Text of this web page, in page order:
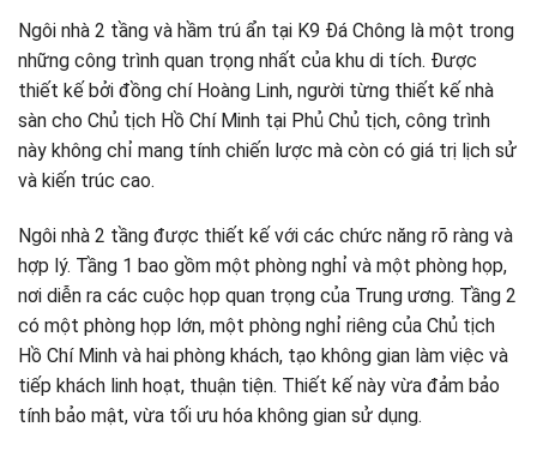
Ngôi nhà 2 tầng và hầm trú ẩn tại K9 Đá Chông là một trong
những công trình quan trọng nhất của khu di tích. Được
thiết kế bởi đồng chí Hoàng Linh, người từng thiết kế nhà
sàn cho Chủ tịch Hồ Chí Minh tại Phủ Chủ tịch, công trình
này không chỉ mang tính chiến lược mà còn có giá trị lịch sử
và kiến trúc cao.
Ngôi nhà 2 tầng được thiết kế với các chức năng rõ ràng và
hợp lý. Tầng 1 bao gồm một phòng nghỉ và một phòng họp,
nơi diễn ra các cuộc họp quan trọng của Trung ương. Tầng 2
có một phòng họp lớn, một phòng nghỉ riêng của Chủ tịch
Hồ Chí Minh và hai phòng khách, tạo không gian làm việc và
tiếp khách linh hoạt, thuận tiện. Thiết kế này vừa đảm bảo
tính bảo mật, vừa tối ưu hóa không gian sử dụng.